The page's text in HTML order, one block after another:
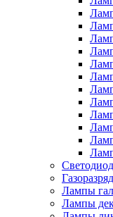
Лампы
Лампы